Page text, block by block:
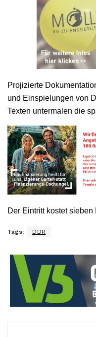
Projizierte
und Einspielungen von
Texten untermalen die
Der Eintritt kostet sieben
Tags: DDR